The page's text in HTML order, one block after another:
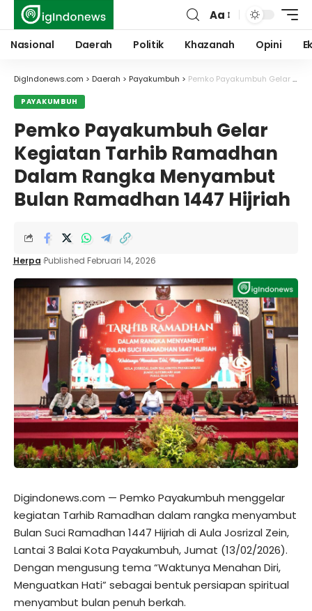
Font
Resizer
Aa
Nasional Daerah Politik Khazanah Opini
DigIndonews.com > Daerah > Payakumbuh > Pemko Payakumbuh Gelar Kegiatan Tarhib Ramadhan Dalam Rangka Menyambut Bulan Ramadhan 1447 Hijriah
PAYAKUMBUH
Pemko Payakumbuh Gelar
Kegiatan Tarhib Ramadhan
Dalam Rangka Menyambut
Bulan Ramadhan 1447 Hijriah
Herpa Published Februari 14, 2026
Digindonews.com — Pemko Payakumbuh menggelar
kegiatan Tarhib Ramadhan dalam rangka menyambut
Bulan Suci Ramadhan 1447 Hijriah di Aula Josrizal Zein,
Lantai 3 Balai Kota Payakumbuh, Jumat (13/02/2026).
Dengan mengusung tema “Waktunya Menahan Diri,
Menguatkan Hati” sebagai bentuk persiapan spiritual
menyambut bulan penuh berkah.